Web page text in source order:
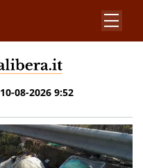
10-08-2026 9:52